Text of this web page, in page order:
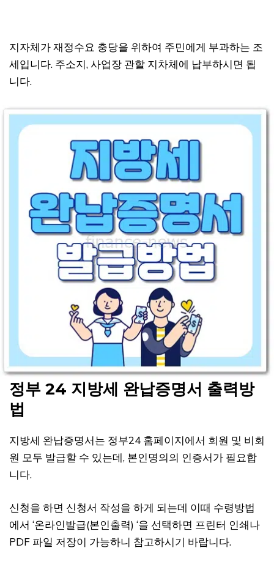
지자체가 재정수요 충당을 위하여 주민에게 부과하는 조
세입니다. 주소지, 사업장 관할 지차체에 납부하시면 됩
니다.
정부 24 지방세 완납증명서 출력방
법
지방세 완납증명서는 정부24 홈페이지에서 회원 및 비회
원 모두 발급할 수 있는데, 본인명의의 인증서가 필요합
니다.
신청을 하면 신청서 작성을 하게 되는데 이때 수령방법
에서 ‘온라인발급(본인출력) ‘을 선택하면 프린터 인쇄나
PDF 파일 저장이 가능하니 참고하시기 바랍니다.